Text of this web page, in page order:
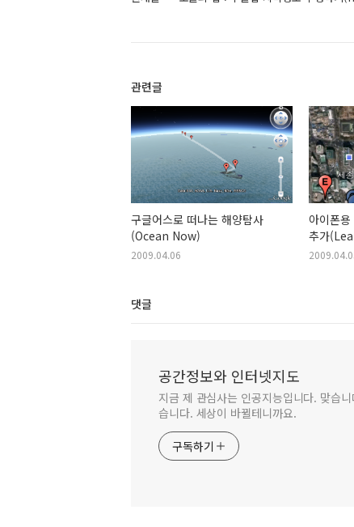
관련글
구글어스로 떠나는 해양탐사
(Ocean Now)
2009.04.06
아이폰
추가
댓글
공간정보와 인터넷지도
지금 제 관심사는 인공지능입니다. 맞습
습니다. 세상이 바뀔테니까요.
구독하기